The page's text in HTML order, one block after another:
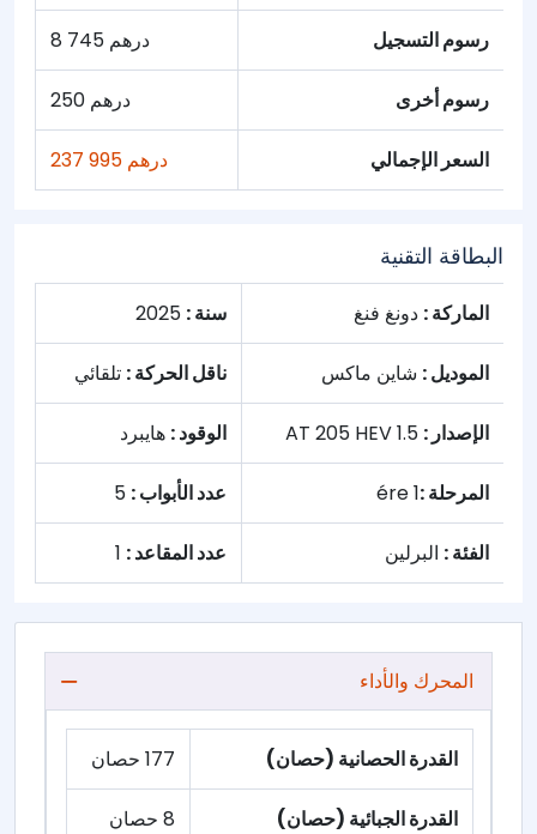
رسوم التسجيل 8 745 درهم
رسوم أخرى 250 درهم
السعر الإجمالي 237 995 درهم
البطاقة التقنية
الماركة : دونغ فنغ سنة :
الموديل : شاين ماكس ناقل الحركة : تلقائي
الإصدار : الوقود : هايبرد
المرحلة :1 ére عدد الأبواب :
الفئة : البرلين عدد المقاعد :
المحرك والأداء
القدرة الحصانية (حصان) 177 حصان
القدرة الجبائية (حصان) 8 حصان